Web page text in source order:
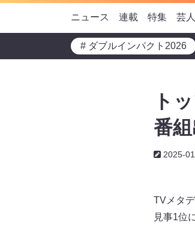
ニュース 連載 特集 芸
# ダブルインパクト2026
ト
番
2025-
TVメタ
見事1位